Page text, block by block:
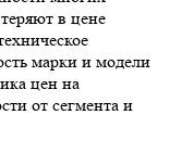
в цене
марки и модели
цен на
от сегмента и